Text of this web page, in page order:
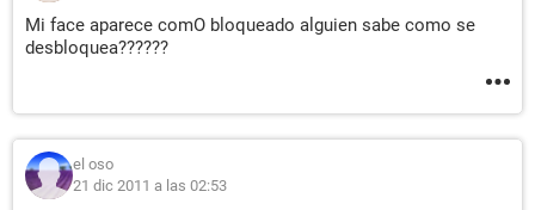
Mi face aparece comO bloqueado alguien sabe como se
desbloquea??????
el oso
21 dic 2011 a las 02:53